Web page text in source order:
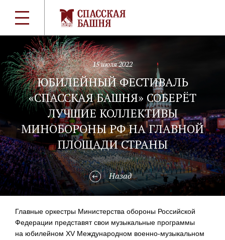
15 июля 2022
ЮБИЛЕЙНЫЙ ФЕСТИВАЛЬ
«СПАССКАЯ БАШНЯ» СОБЕРЁТ
ЛУЧШИЕ КОЛЛЕКТИВЫ
МИНОБОРОНЫ РФ НА ГЛАВНОЙ
ПЛОЩАДИ СТРАНЫ
Назад
Главные оркестры Министерства обороны Российской
Федерации представят свои музыкальные программы
на юбилейном XV Международном военно-музыкальном